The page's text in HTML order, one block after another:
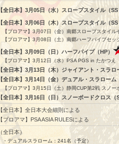
【全日本】3月05日（水）スロープスタイル（SS
【全日本】3月06日（木）スロープスタイル（SS
【プロアマ】3月07日（金）南郷スロープスタイ
【プロアマ】3月08日（土）南郷ハーフパイプセ
【全日本】3月09日（日）ハーフパイプ（HP）
【プロアマ】3月12日（水）PSA PGS in たかつ
【全日本】3月13日（木）ジャイアント・スラ
【全日本】3月14日（金）デュアル・スラロー
【プロアマ】3月15日（土）静岡CUP第2戦 スノ
【全日本】3月16日（日）スノーボードクロス
【全日本】全日本大会細則による
【プロアマ】PSA ASIA RULESによる
（全日本）
・デュアルスラローム：241名（予定）